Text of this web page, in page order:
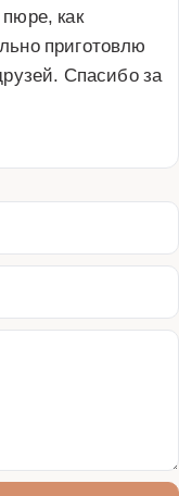
как
приготовлю
Спасибо за